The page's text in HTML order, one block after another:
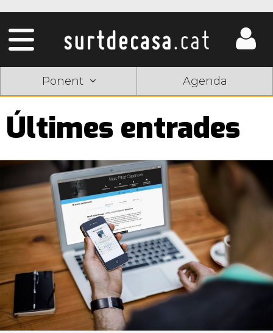
Ponent Agenda
Últimes entrades
Pàgines